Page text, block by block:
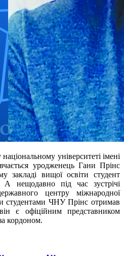
університеті імені
уродженець Гани Прінс
закладі вищої освіти студент
нещодавно під час зустрічі
центру міжнародної
ЧНУ Прінс отримав
є офіційним представником
кордоном.